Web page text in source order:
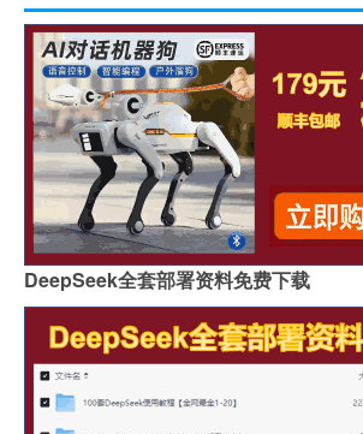
DeepSeek全套部署资料免费下载